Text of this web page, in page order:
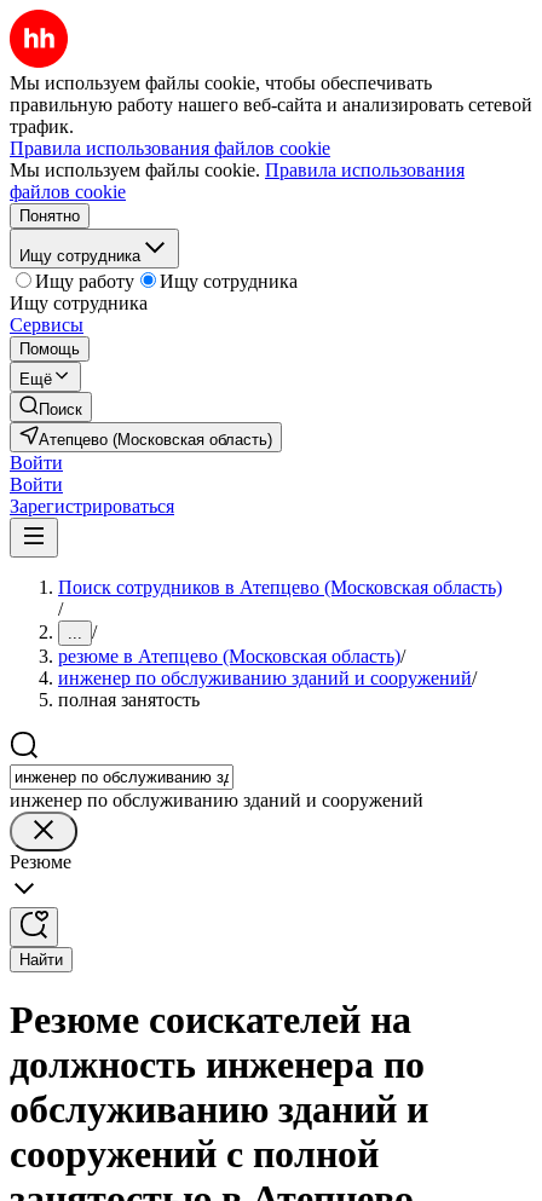
Мы используем файлы cookie, чтобы обеспечивать
правильную работу нашего веб-сайта и анализировать сетевой
трафик.
Правила использования файлов cookie
Мы используем файлы cookie. Правила использования
файлов cookie
Понятно
Ищу сотрудника
Ищу работу
Ищу сотрудника
Ищу сотрудника
Сервисы
Помощь
Ещё
Поиск
Атепцево (Московская область)
Войти
Войти
Зарегистрироваться
Поиск сотрудников в Атепцево (Московская область)
/
... /
резюме в Атепцево (Московская область)/
инженер по обслуживанию зданий и сооружений/
полная занятость
инженер по обслуживанию зданий и сооружений
Резюме
Найти
Резюме соискателей на
должность инженера по
обслуживанию зданий и
сооружений с полной